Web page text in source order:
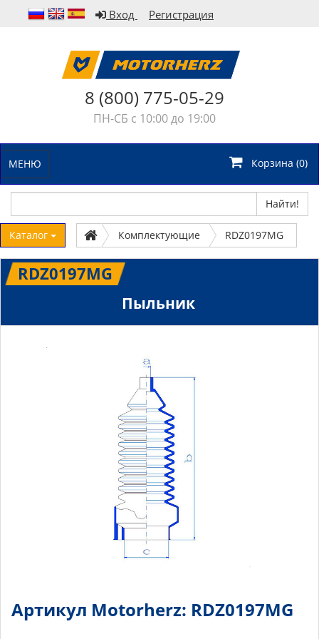
Вход Регистрация
8 (800) 775-05-29
ПН-СБ с 10:00 до 19:00
МЕНЮ Корзина (0)
Найти!
Каталог Комплектующие RDZ0197MG
RDZ0197MG
Пыльник
Артикул Motorherz: RDZ0197MG